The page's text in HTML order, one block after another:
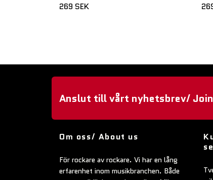
269 SEK
Anslut till vårt nyhetsbrev/
Om oss/ About us
För rockare av rockare. Vi har en lång
erfarenhet inom musikbranchen. Både